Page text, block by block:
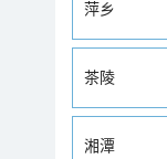
萍乡
茶陵
湘潭